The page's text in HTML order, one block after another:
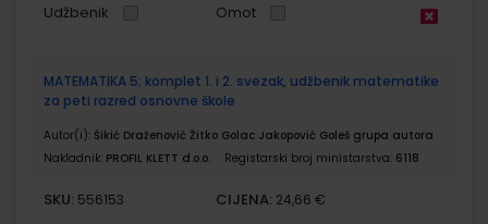
Udžbenik Omot
MATEMATIKA 5; komplet 1. i 2. svezak, udžbenik matematike
za peti razred osnovne škole
Autor(i): Šikić Draženović Žitko Golac Jakopović Goleš grupa autora
Nakladnik: PROFIL KLETT d.o.o. Registarski broj ministarstva: 6118
SKU: 556153 CIJENA: 24,66 €